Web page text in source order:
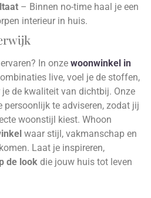
– Binnen no-time haal je een
interieur in huis.
In onze woonwinkel in
live, voel je de stoffen,
je de kwaliteit van dichtbij. Onze
te adviseren, zodat jij
woonstijl kiest. Whoon
waar stijl, vakmanschap en
Laat je inspireren,
de look die jouw huis tot leven